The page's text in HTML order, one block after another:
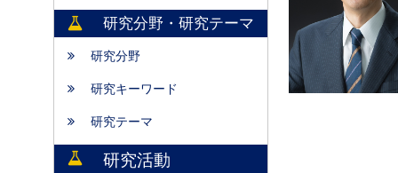
研究分野・研究テーマ
研究分野
研究キーワード
研究テーマ
研究活動